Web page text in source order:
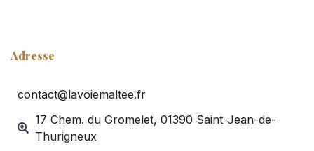
Adresse
contact@lavoiemaltee.fr
17 Chem. du Gromelet, 01390 Saint-Jean-de-
Thurigneux